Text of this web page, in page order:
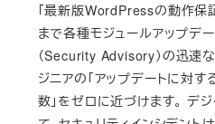
「最新版WordPressの動作保
まで各種モジュールアップデ
（Security Advisory）の迅速
ジニアの「アップデートに対
数」をゼロに近づけます。 デ